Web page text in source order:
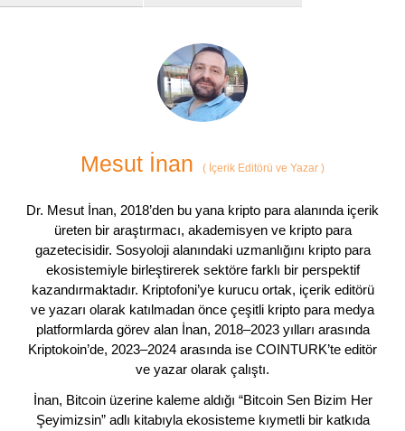
Mesut İnan ( İçerik Editörü ve Yazar )
Dr. Mesut İnan, 2018’den bu yana kripto para alanında içerik
üreten bir araştırmacı, akademisyen ve kripto para
gazetecisidir. Sosyoloji alanındaki uzmanlığını kripto para
ekosistemiyle birleştirerek sektöre farklı bir perspektif
kazandırmaktadır. Kriptofoni’ye kurucu ortak, içerik editörü
ve yazarı olarak katılmadan önce çeşitli kripto para medya
platformlarda görev alan İnan, 2018–2023 yılları arasında
Kriptokoin’de, 2023–2024 arasında ise COINTURK’te editör
ve yazar olarak çalıştı.
İnan, Bitcoin üzerine kaleme aldığı “Bitcoin Sen Bizim Her
Şeyimizsin” adlı kitabıyla ekosisteme kıymetli bir katkıda